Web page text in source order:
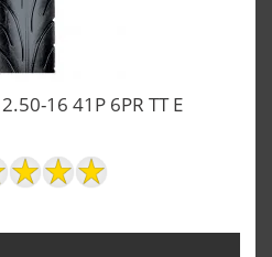
16 41P 6PR TT E